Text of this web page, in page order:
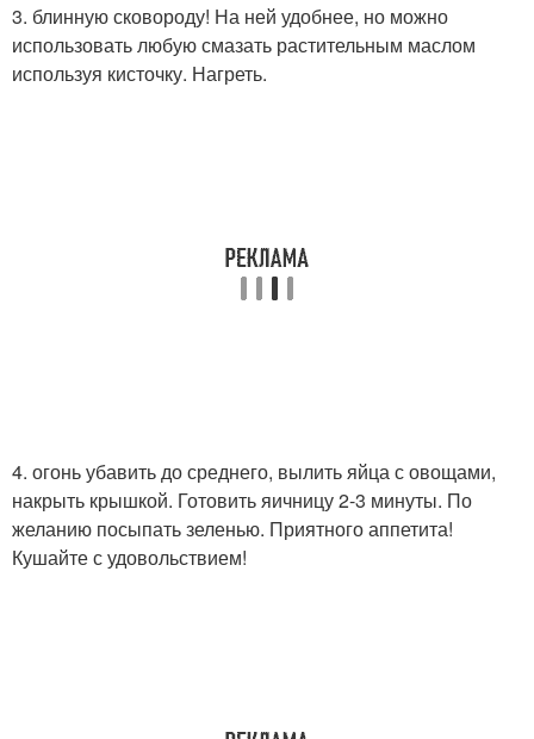
3. блинную сковороду! На ней удобнее, но можно
использовать любую смазать растительным маслом
используя кисточку. Нагреть.
4. огонь убавить до среднего, вылить яйца с овощами,
накрыть крышкой. Готовить яичницу 2-3 минуты. По
желанию посыпать зеленью. Приятного аппетита!
Кушайте с удовольствием!